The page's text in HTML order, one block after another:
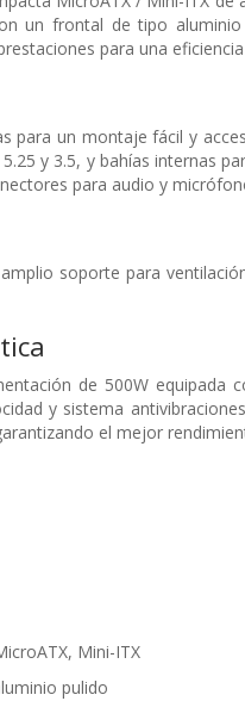
un frontal de tipo
para una
para un montaje fácil y
y 3.5, y bahías internas
para audio y
soporte para
de 500W equipada
y sistema
el mejor
Mini-ITX
pulido